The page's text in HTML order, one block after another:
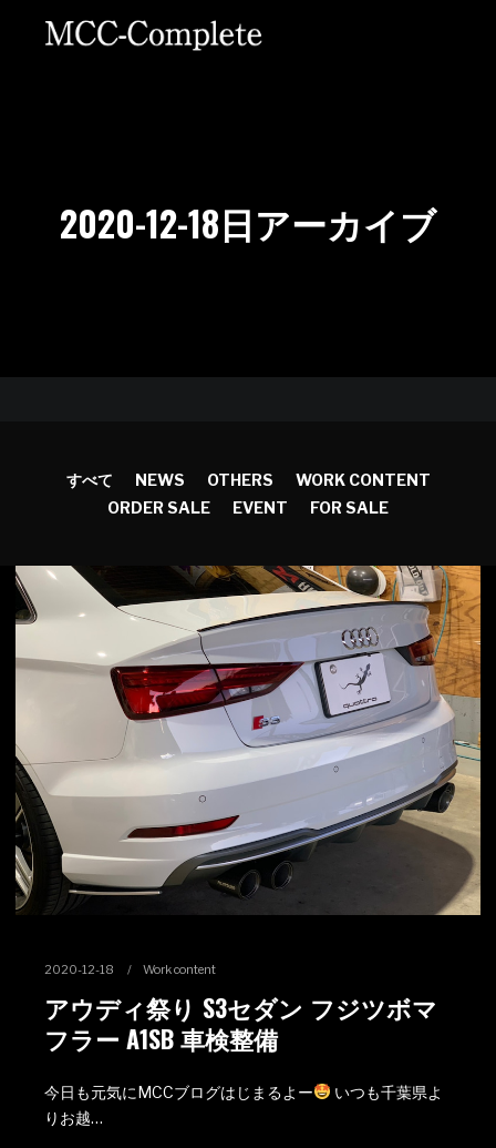
2020-12-18日アーカイブ
すべて NEWS OTHERS
WORK CONTENT
ORDER SALE
EVENT FOR SALE
2020-12-18 Work content
アウディ祭り S3セダン フジツボマ
フラー A1SB 車検整備
今日も元気にMCCブログはじまるよー
いつも千葉県よ
りお越…